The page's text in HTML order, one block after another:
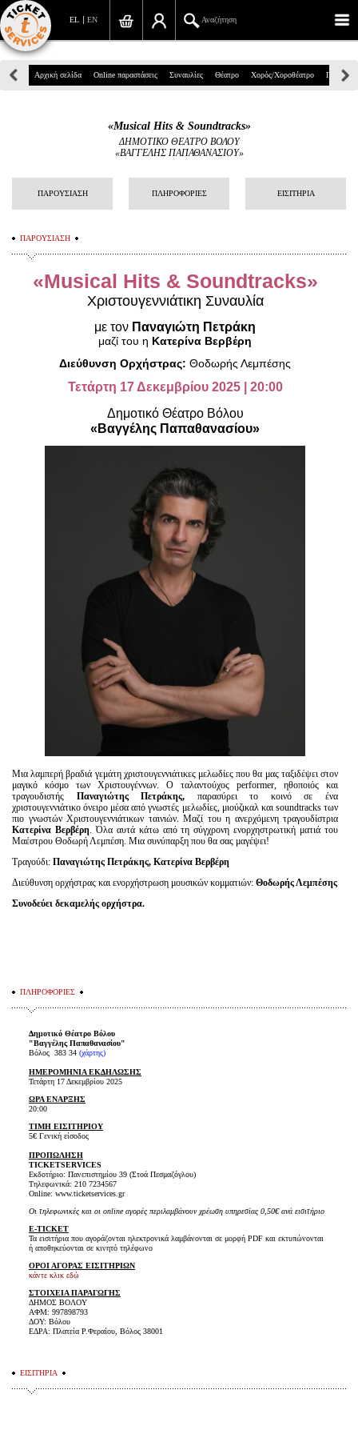
EN
EL Αναζήτηση
Πανεπιστημίου 39, Αθήνα
info@ticketservices.gr
Σύνδεση/Εγγραφή
Προσωπικά Δεδομένα
Πληροφορίες
Είσοδος διαχειριστή
Αρχική σελίδα Online παραστάσεις Συναυλίες Θέατρο Χορός/Χοροθέατρο Παιδικά
«Musical Hits & Soundtracks»
ΔΗΜΟΤΙΚΟ ΘΕΑΤΡΟ ΒΟΛΟΥ
«ΒΑΓΓΕΛΗΣ ΠΑΠΑΘΑΝΑΣΙΟΥ»
ΠΑΡΟΥΣΙΑΣΗ ΠΛΗΡΟΦΟΡΙΕΣ ΕΙΣΙΤΗΡΙΑ
ΠΑΡΟΥΣΙΑΣΗ
«Musical Hits & Soundtracks»
Χριστουγεννιάτικη Συναυλία
με τον Παναγιώτη Πετράκη
μαζί του η Κατερίνα Βερβέρη
Διεύθυνση Ορχήστρας: Θοδωρής Λεμπέσης
Τετάρτη 17 Δεκεμβρίου 2025 | 20:00
Δημοτικό Θέατρο Βόλου
«Βαγγέλης Παπαθανασίου»
Μια λαμπερή βραδιά γεμάτη χριστουγεννιάτικες μελωδίες που θα μας ταξιδέψει στον
μαγικό κόσμο των Χριστουγέννων. O ταλαντούχος performer, ηθοποιός και
τραγουδιστής Παναγιώτης Πετράκης, παρασύρει το κοινό σε ένα
χριστουγεννιάτικο όνειρο μέσα από γνωστές μελωδίες, μιούζικαλ και soundtracks των
πιο γνωστών Χριστουγεννιάτικων ταινιών. Μαζί του η ανερχόμενη τραγουδίστρια
Κατερίνα Βερβέρη. Όλα αυτά κάτω από τη σύγχρονη ενορχηστρωτική ματιά του
Μαέστρου Θοδωρή Λεμπέση. Μια συνύπαρξη που θα σας μαγέψει!
Τραγούδι: Παναγιώτης Πετράκης, Κατερίνα Βερβέρη
Διεύθυνση ορχήστρας και ενορχήστρωση μουσικών κομματιών: Θοδωρής Λεμπέσης
Συνοδεύει δεκαμελής ορχήστρα.
ΠΛΗΡΟΦΟΡΙΕΣ
Δημοτικό Θέατρο Βόλου
"Βαγγέλης Παπαθανασίου"
Βόλος 383 34 (χάρτης)
ΗΜΕΡΟΜΗΝΙΑ ΕΚΔΗΛΩΣΗΣ
Τετάρτη 17 Δεκεμβρίου 2025
ΩΡΑ ΕΝΑΡΞΗΣ
20:00
ΤΙΜΗ ΕΙΣΙΤΗΡΙΟΥ
5€ Γενική είσοδος
ΠΡΟΠΩΛΗΣΗ
TICKETSERVICES
Εκδοτήριο: Πανεπιστημίου 39 (Στοά Πεσμαζόγλου)
Τηλεφωνικά: 210 7234567
Online: www.ticketservices.gr
Οι τηλεφωνικές και οι online αγορές περιλαμβάνουν χρέωση υπηρεσίας 0,50€ ανά εισιτήριο
E-TICKET
Τα εισιτήρια που αγοράζονται ηλεκτρονικά λαμβάνονται σε μορφή PDF και εκτυπώνονται
ή αποθηκεύονται σε κινητό τηλέφωνο
ΟΡΟΙ ΑΓΟΡΑΣ ΕΙΣΙΤΗΡΙΩΝ
κάντε κλικ εδώ
ΣΤΟΙΧΕΙΑ ΠΑΡΑΓΩΓΗΣ
ΔΗΜΟΣ ΒΟΛΟΥ
ΑΦΜ: 997898793
ΔΟΥ: Βόλου
ΕΔΡΑ: Πλατεία Ρ.Φεραίου, Βόλος 38001
ΕΙΣΙΤΗΡΙΑ